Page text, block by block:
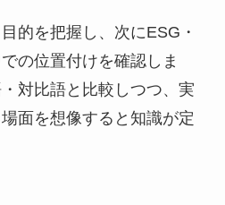
的を把握し、次にESG・
の位置付けを確認しま
対比語と比較しつつ、実
面を想像すると知識が定